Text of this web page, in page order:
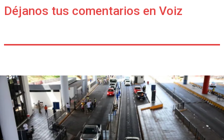
Déjanos tus comentarios en Voiz